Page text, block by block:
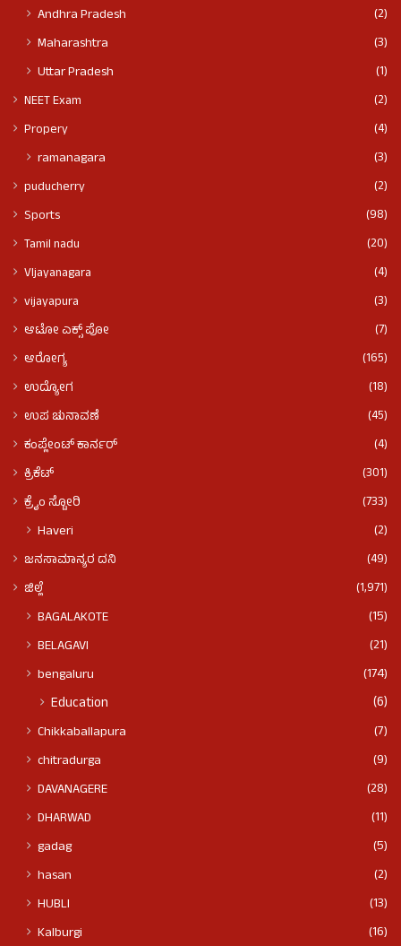
Andhra Pradesh
(2)
Maharashtra
(3)
Uttar Pradesh
(1)
NEET Exam
(2)
Propery
(4)
ramanagara (3)
puducherry
(2)
Sports
(98)
Tamil nadu
(20)
VIjayanagara
(4)
vijayapura
(3)
ಆಟೋ ಎಕ್ಸ್ ಪೋ
(7)
ಆರೋಗ್ಯ
(165)
ಉದ್ಯೋಗ
(18)
ಉಪ ಚುನಾವಣೆ
(45)
ಕಂಪ್ಲೇಂಟ್ ಕಾರ್ನರ್
(4)
ಕ್ರಿಕೆಟ್
(301)
ಕ್ರೈಂ ಸ್ಟೋರಿ
(733)
Haveri (2)
ಜನಸಾಮಾನ್ಯರ ದನಿ
(49)
ಜಿಲ್ಲೆ
(1,971)
BAGALAKOTE
(15)
BELAGAVI
(21)
bengaluru
(174)
Education (6)
Chikkaballapura
(7)
chitradurga
(9)
DAVANAGERE
(28)
DHARWAD
(11)
gadag
(5)
hasan
(2)
HUBLI
(13)
Kalburgi
(16)